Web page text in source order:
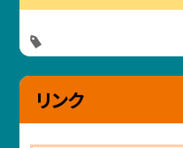
リンク